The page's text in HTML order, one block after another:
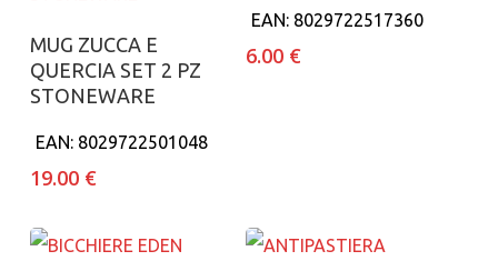
Aggiungi al carrello
MUG ZUCCA E
QUERCIA SET 2 PZ
STONEWARE
EAN: 8029722501048
19.00 €
EAN: 8029722517360
6.00 €